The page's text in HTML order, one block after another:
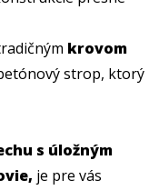
krovom
strop, ktorý
s úložným
je pre vás